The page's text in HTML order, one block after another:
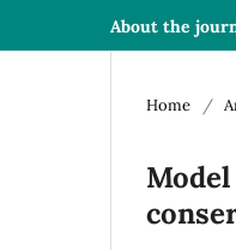
About the
Home /